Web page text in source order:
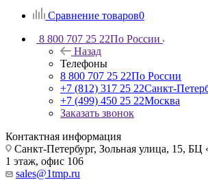
Сравнение товаров0
8 800 707 25 22По России
Назад
Телефоны
8 800 707 25 22По России
+7 (812) 317 25 22Санкт-
+7 (499) 450 25 22Москва
Заказать звонок
Контактная информация
Санкт-Петербург, Зольная улица, 15, БЦ
1 этаж, офис 106
sales@1tmp.ru